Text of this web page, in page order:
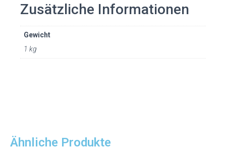
Zusätzliche Informationen
Gewicht
1 kg
Ähnliche Produkte